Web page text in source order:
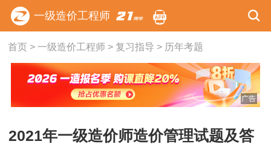
一级造价工程师
首页> 一级造价工程师> 复习指导 > 历年考题
广告
2021年一级造价师造价管理试题及答